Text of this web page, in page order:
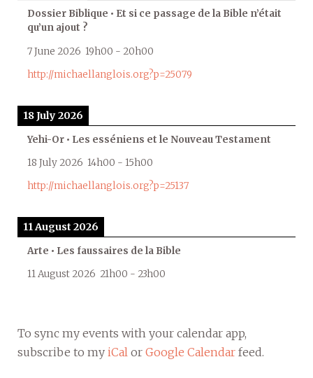
Dossier Biblique • Et si ce passage de la Bible n’était
qu’un ajout ?
7 June 2026 19h00 - 20h00
http://michaellanglois.org?p=25079
18 July 2026
Yehi-Or • Les esséniens et le Nouveau Testament
18 July 2026 14h00 - 15h00
http://michaellanglois.org?p=25137
11 August 2026
Arte • Les faussaires de la Bible
11 August 2026 21h00 - 23h00
To sync my events with your calendar app,
subscribe to my iCal or Google Calendar feed.